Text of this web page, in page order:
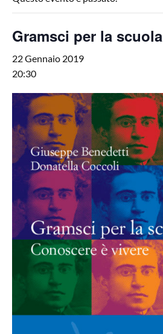
Gramsci per la scuola
22 Gennaio 2019
20:30